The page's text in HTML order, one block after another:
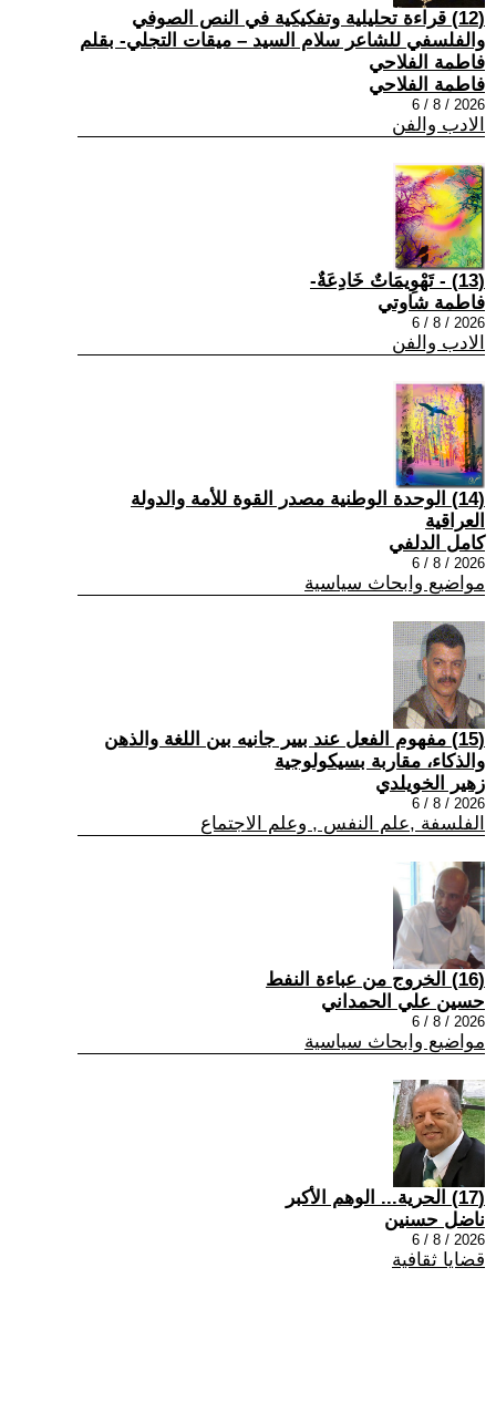
(12) قراءة تحليلية وتفكيكية في النص الصوفي
والفلسفي للشاعر سلام السيد – ميقات التجلي- بقلم
فاطمة الفلاحي
فاطمة الفلاحي
2026 / 8 / 6
الادب والفن
(13) - تَهْوِيمَاتٌ خَادِعَةٌ-
فاطمة شاوتي
2026 / 8 / 6
الادب والفن
(14) الوحدة الوطنية مصدر القوة للأمة والدولة
العراقية
كامل الدلفي
2026 / 8 / 6
مواضيع وابحاث سياسية
(15) مفهوم الفعل عند بيير جانيه بين اللغة والذهن
والذكاء، مقاربة بسيكولوجية
زهير الخويلدي
2026 / 8 / 6
الفلسفة ,علم النفس , وعلم الاجتماع
(16) الخروج من عباءة النفط
حسين علي الحمداني
2026 / 8 / 6
مواضيع وابحاث سياسية
(17) الحرية... الوهم الأكبر
ناضل حسنين
2026 / 8 / 6
قضايا ثقافية